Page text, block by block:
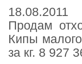
18.08.2011
Продам
Кипы
за кг. 8 927